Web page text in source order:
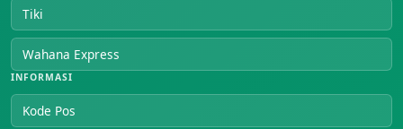
Tiki
Wahana Express
INFORMASI
Kode Pos